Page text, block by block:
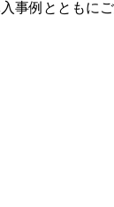
事例とともにご